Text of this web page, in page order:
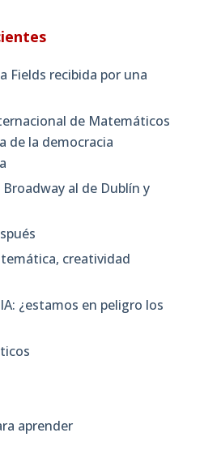
Fields recibida por una
de Matemáticos
de la democracia
al de Dublín y
creatividad
¿estamos en peligro los
aprender